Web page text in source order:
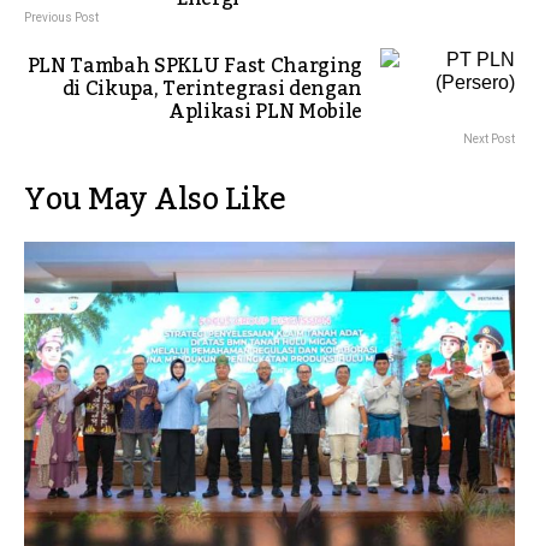
Previous Post
PLN Tambah SPKLU Fast Charging
di Cikupa, Terintegrasi dengan
Aplikasi PLN Mobile
Next Post
You May Also Like